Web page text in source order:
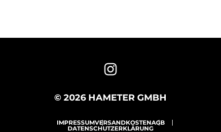
© 2026 HAMETER GMBH
IMPRESSUMVERSANDKOSTENAGB
DATENSCHUTZERKLÄRUNG